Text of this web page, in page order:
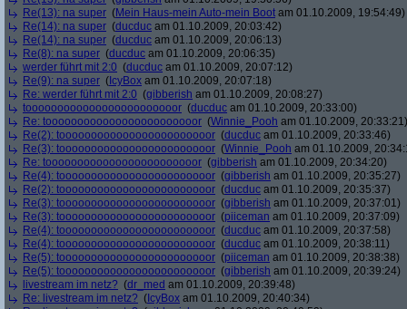
Re(13): na super (Mein Haus-mein Auto-mein Boot am 01.10.2009, 19:54:49)
Re(14): na super (ducduc am 01.10.2009, 20:03:42)
Re(14): na super (ducduc am 01.10.2009, 20:06:13)
Re(8): na super (ducduc am 01.10.2009, 20:06:35)
werder führt mit 2:0 (ducduc am 01.10.2009, 20:07:12)
Re(9): na super ( IcyBox am 01.10.2009, 20:07:18)
Re: werder führt mit 2:0 (gibberish am 01.10.2009, 20:08:27)
toooooooooooooooooooooooor (ducduc am 01.10.2009, 20:33:00)
Re: toooooooooooooooooooooooor (Winnie_Pooh am 01.10.2009, 20:33:21)
Re(2): toooooooooooooooooooooooor (ducduc am 01.10.2009, 20:33:46)
Re(3): toooooooooooooooooooooooor (Winnie_Pooh am 01.10.2009,
Re: toooooooooooooooooooooooor (gibberish am 01.10.2009, 20:34:20)
Re(4): toooooooooooooooooooooooor (gibberish am 01.10.2009, 20:35:27)
Re(2): toooooooooooooooooooooooor (ducduc am 01.10.2009, 20:35:37)
Re(3): toooooooooooooooooooooooor (gibberish am 01.10.2009, 20:37:01)
Re(3): toooooooooooooooooooooooor (piiceman am 01.10.2009, 20:37:09)
Re(4): toooooooooooooooooooooooor (ducduc am 01.10.2009, 20:37:58)
Re(4): toooooooooooooooooooooooor (ducduc am 01.10.2009, 20:38:11)
Re(5): toooooooooooooooooooooooor (piiceman am 01.10.2009, 20:38:38)
Re(5): toooooooooooooooooooooooor (gibberish am 01.10.2009, 20:39:24)
livestream im netz? (dr_med am 01.10.2009, 20:39:48)
Re: livestream im netz? ( IcyBox am 01.10.2009, 20:40:34)